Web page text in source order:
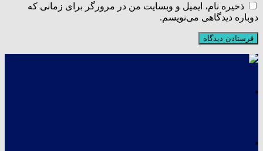
ذخیره نام، ایمیل و وبسایت من در مرورگر برای زمانی که
دوباره دیدگاهی می‌نویسم.